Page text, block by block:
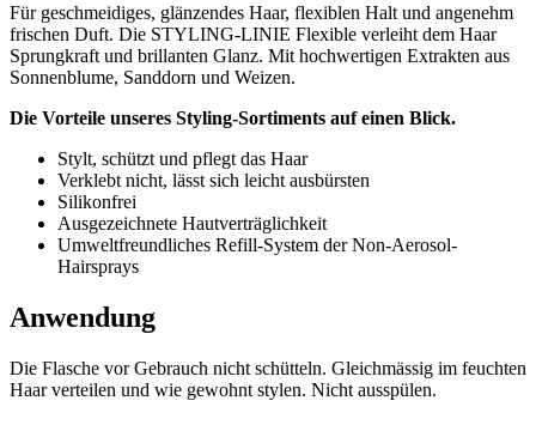
Für geschmeidiges, glänzendes Haar, flexiblen Halt und angenehm
frischen Duft. Die STYLING-LINIE Flexible verleiht dem Haar
Sprungkraft und brillanten Glanz. Mit hochwertigen Extrakten aus
Sonnenblume, Sanddorn und Weizen.
Die Vorteile unseres Styling-Sortiments auf einen Blick.
Stylt, schützt und pflegt das Haar
Verklebt nicht, lässt sich leicht ausbürsten
Silikonfrei
Ausgezeichnete Hautverträglichkeit
Umweltfreundliches Refill-System der Non-Aerosol-
Hairsprays
Anwendung
Die Flasche vor Gebrauch nicht schütteln. Gleichmässig im feuchten
Haar verteilen und wie gewohnt stylen. Nicht ausspülen.